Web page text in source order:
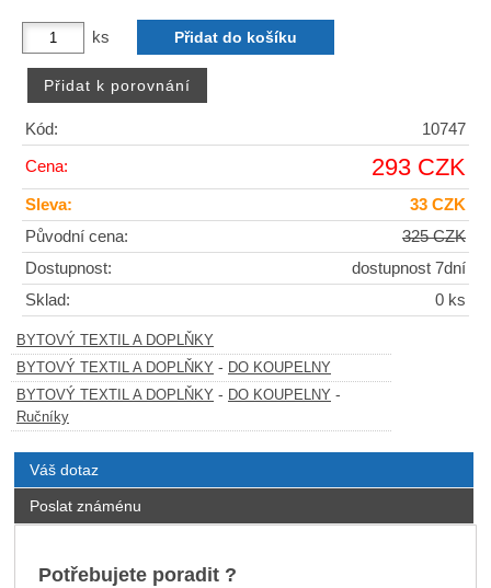
ks
Kód: 10747
Cena: 293 CZK
Sleva:
33 CZK
Původní cena:
325 CZK
Dostupnost:
dostupnost 7dní
Sklad:
0 ks
BYTOVÝ TEXTIL A DOPLŇKY
BYTOVÝ TEXTIL A DOPLŇKY - DO KOUPELNY
BYTOVÝ TEXTIL A DOPLŇKY - DO KOUPELNY -
Ručníky
Váš dotaz
Poslat známénu
Potřebujete poradit ?